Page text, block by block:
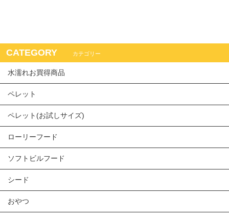
CATEGORY カテゴリー
水濡れお買得商品
ペレット
ペレット(お試しサイズ)
ローリーフード
ソフトビルフード
シード
おやつ